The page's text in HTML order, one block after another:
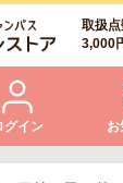
取扱点
3,000
グイン お